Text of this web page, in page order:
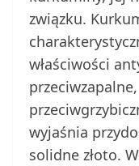
związku.
właściwości
wyjaśnia
solidne złoto.